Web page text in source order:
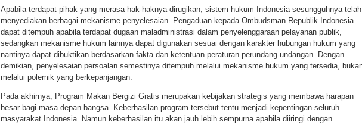
Apabila terdapat pihak yang merasa hak-haknya dirugikan, sistem hukum Indonesia sesungguhnya telah
menyediakan berbagai mekanisme penyelesaian. Pengaduan kepada Ombudsman Republik Indonesia
dapat ditempuh apabila terdapat dugaan maladministrasi dalam penyelenggaraan pelayanan publik,
sedangkan mekanisme hukum lainnya dapat digunakan sesuai dengan karakter hubungan hukum yang
nantinya dapat dibuktikan berdasarkan fakta dan ketentuan peraturan perundang-undangan. Dengan
demikian, penyelesaian persoalan semestinya ditempuh melalui mekanisme hukum yang tersedia,
melalui polemik yang berkepanjangan.
Pada akhirnya, Program Makan Bergizi Gratis merupakan kebijakan strategis yang membawa harapan
besar bagi masa depan bangsa. Keberhasilan program tersebut tentu menjadi kepentingan seluruh
masyarakat Indonesia. Namun keberhasilan itu akan jauh lebih sempurna apabila diiringi dengan